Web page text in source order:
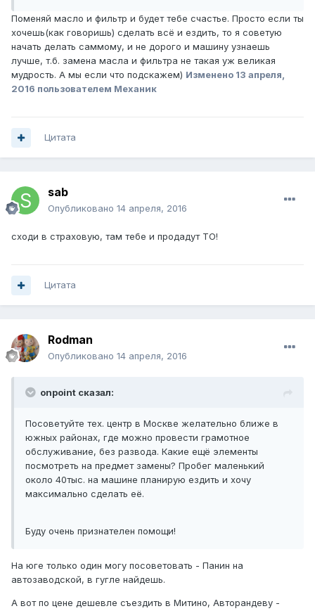
Поменяй масло и фильтр и будет тебе счастье. Просто если ты
хочешь(как говоришь) сделать всё и ездить, то я советую
начать делать саммому, и не дорого и машину узнаешь
лучше, т.б. замена масла и фильтра не такая уж великая
мудрость. А мы если что подскажем) Изменено 13 апреля,
2016 пользователем Механик
Цитата
sab
Опубликовано 14 апреля, 2016
сходи в страховую, там тебе и продадут ТО!
Цитата
Rodman
Опубликовано 14 апреля, 2016
onpoint сказал:
Посоветуйте тех. центр в Москве желательно ближе в
южных районах, где можно провести грамотное
обслуживание, без развода. Какие ещё элементы
посмотреть на предмет замены? Пробег маленький
около 40тыс. на машине планирую ездить и хочу
максимально сделать её.
Буду очень признателен помощи!
На юге только один могу посоветовать - Панин на
автозаводской, в гугле найдешь.
А вот по цене дешевле съездить в Митино, Авторандеву -